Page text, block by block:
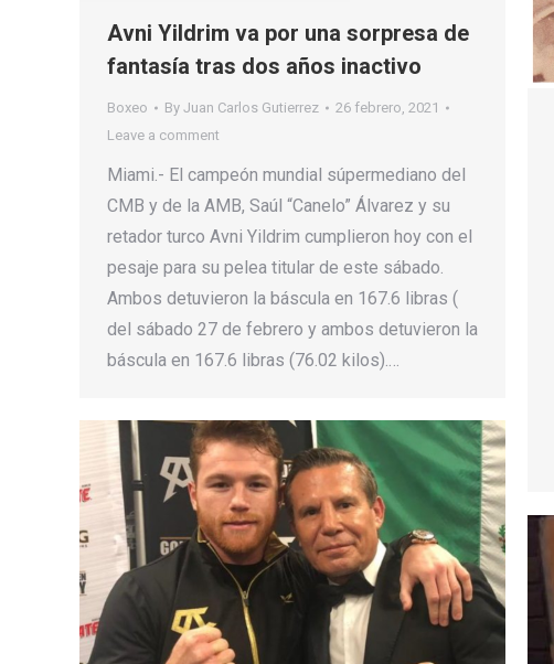
Avni Yildrim va por una sorpresa de
fantasía tras dos años inactivo
Boxeo By Juan Carlos Gutierrez
26 febrero, 2021
Leave a comment
Miami.- El campeón mundial súpermediano del
CMB y de la AMB, Saúl “Canelo” Álvarez y su
retador turco Avni Yildrim cumplieron hoy con el
pesaje para su pelea titular de este sábado.
Ambos detuvieron la báscula en 167.6 libras (
del sábado 27 de febrero y ambos detuvieron la
báscula en 167.6 libras (76.02 kilos).…